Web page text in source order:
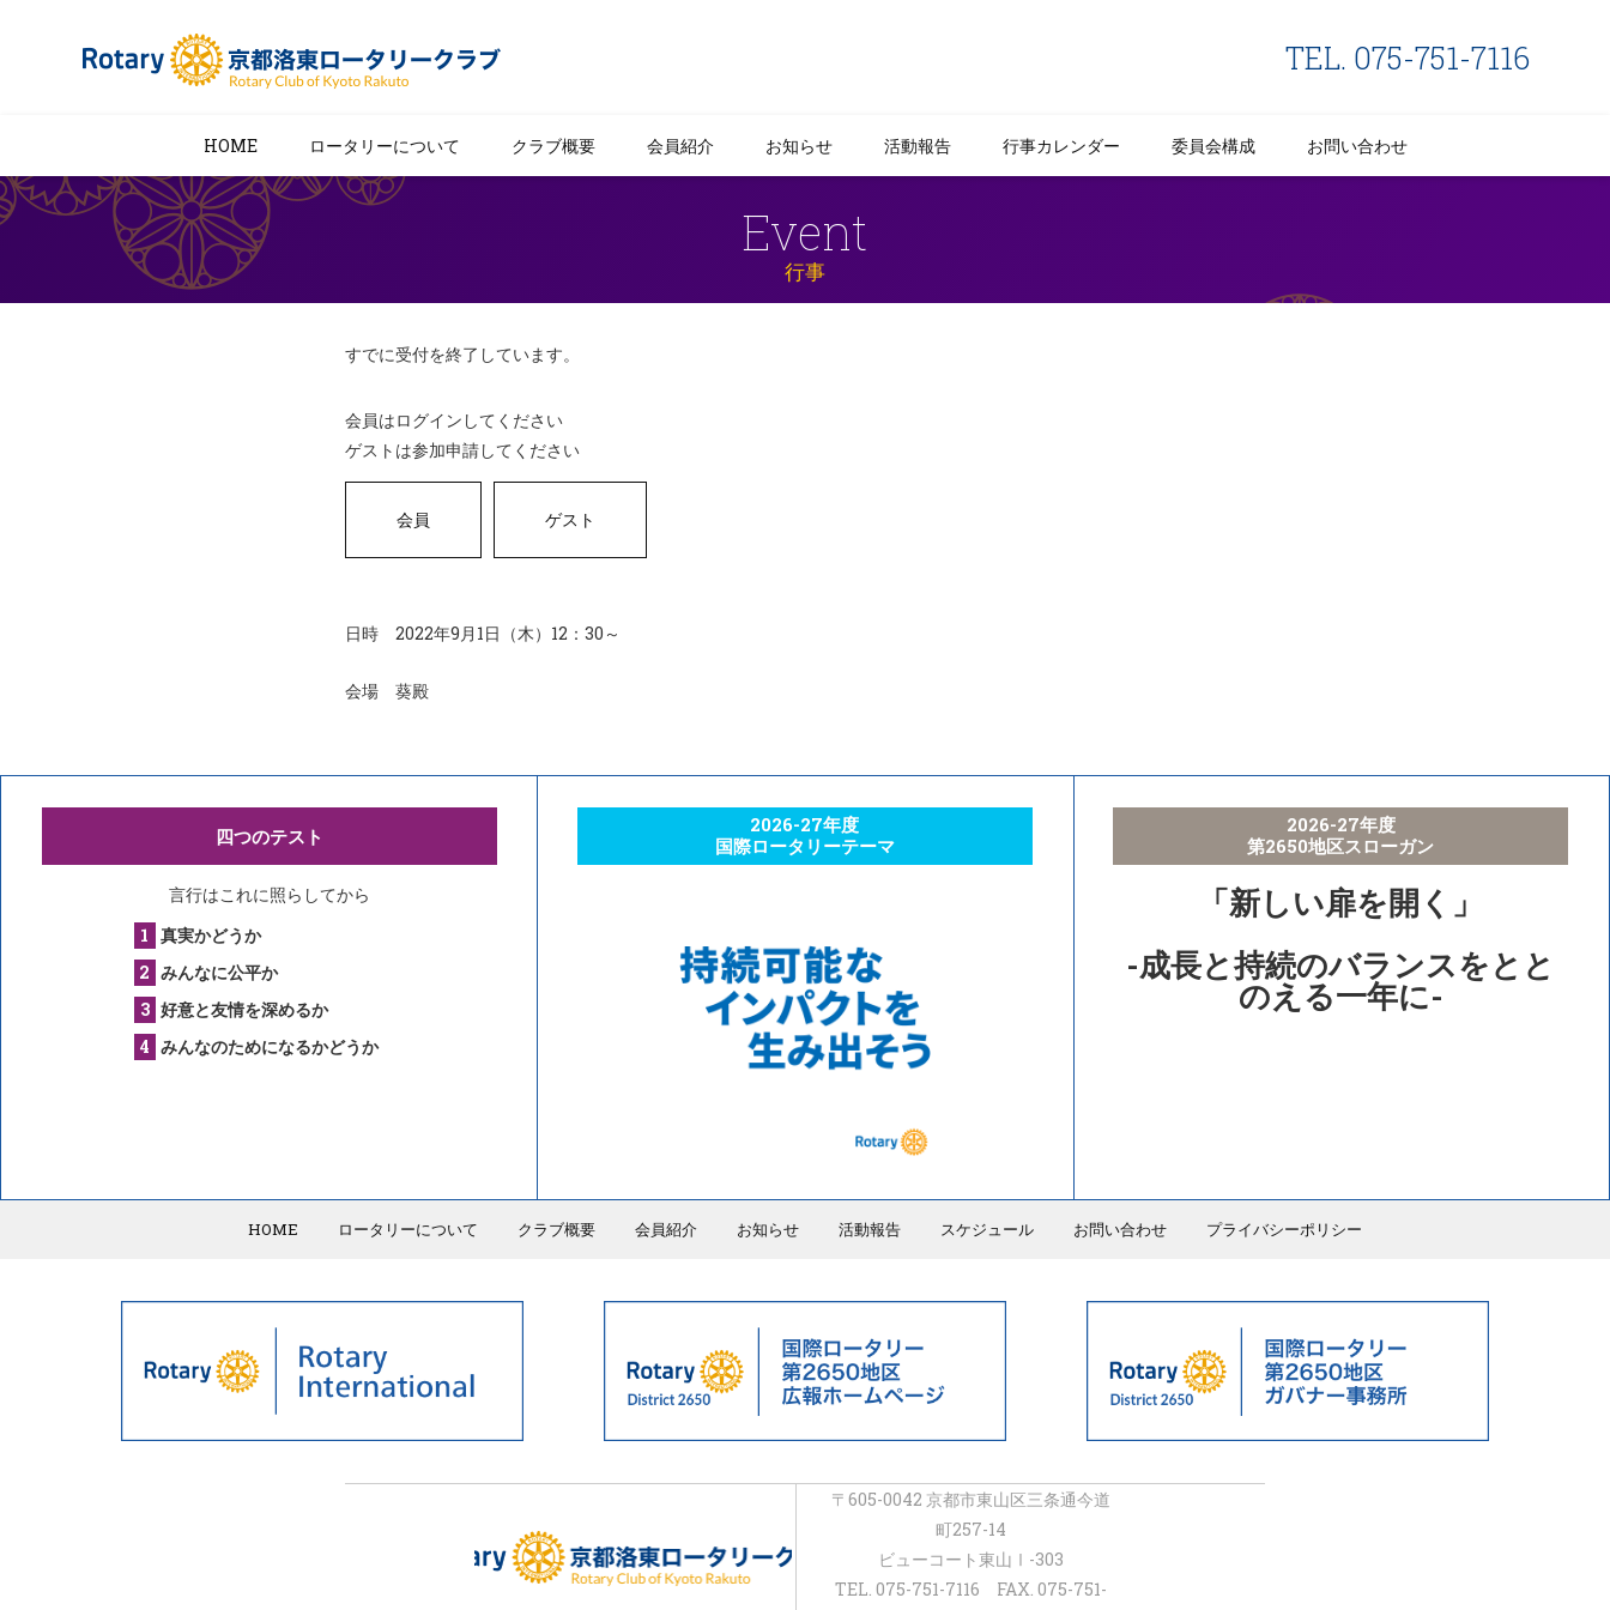
TEL. 075-751-7116
HOME ロータリーについて クラブ概要 会員紹介 お知らせ 活動報告 行事カレンダー 委員会構成 お問い合わせ
Event
行事
すでに受付を終了しています。
会員はログインしてください
ゲストは参加申請してください
日時 2022年9月1日（木）12：30～
会場 葵殿
四つのテスト
言行はこれに照らしてから
真実かどうか
みんなに公平か
好意と友情を深めるか
みんなのためになるかどうか
2026-27年度
国際ロータリーテーマ
2026-27年度
第2650地区スローガン
「新しい扉を開く」
-成長と持続のバランスをとと
のえる一年に-
HOME ロータリーについて クラブ概要 会員紹介 お知らせ 活動報告 スケジュール お問い合わせ プライバシーポリシー
〒605-0042 京都市東山区三条通今道
町257-14
ビューコート東山Ⅰ-303
TEL. 075-751-7116 FAX. 075-751-